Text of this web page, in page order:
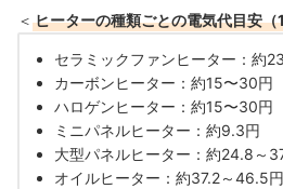
＜ ヒーターの種類ごとの電気代目安（
セラミックファンヒーター：約
カーボンヒーター：約15〜30円
ハロゲンヒーター：約15〜30円
ミニパネルヒーター：約9.3円
大型パネルヒーター：約24.8～
オイルヒーター：約37.2～46.5円